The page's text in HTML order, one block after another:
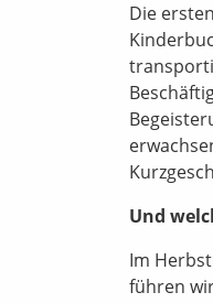
Die
Und
Im
führen